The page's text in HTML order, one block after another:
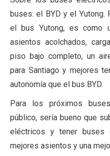
buses: el BYD y el Yutong.
el bus Yutong, es como
asientos acolchados,
piso bajo completo, un
para Santiago y mejores
autonomía que el bus BYD.
Para los próximos
público, sería bueno que
eléctricos y tener buses
mejores asientos y una